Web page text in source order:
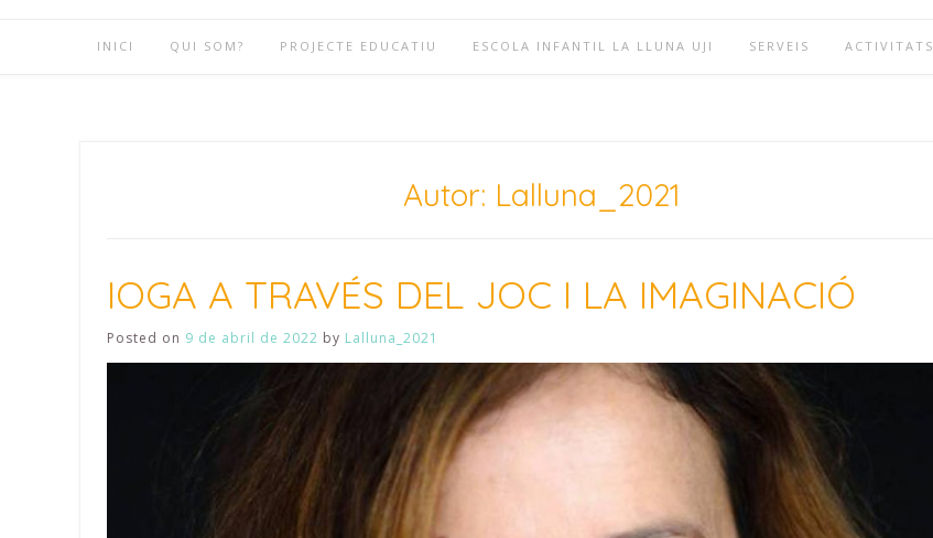
INICI QUI SOM? PROJECTE EDUCATIU ESCOLA INFANTIL LA LLUNA UJI SERVEIS ACTIVITATS
Autor: Lalluna_2021
IOGA A TRAVÉS DEL JOC I LA IMAGINACIÓ
Posted on 9 de abril de 2022 by Lalluna_2021